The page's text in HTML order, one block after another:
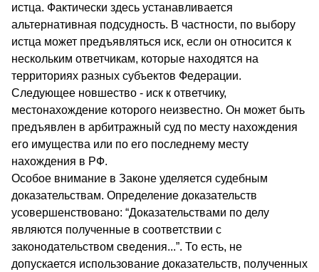
истца. Фактически здесь устанавливается
альтернативная подсудность. В частности, по выбору
истца может предъявляться иск, если он относится к
нескольким ответчикам, которые находятся на
территориях разных субъектов Федерации.
Следующее новшество - иск к ответчику,
местонахождение которого неизвестно. Он может быть
предъявлен в арбитражный суд по месту нахождения
его имущества или по его последнему месту
нахождения в РФ.
Особое внимание в Законе уделяется судебным
доказательствам. Определение доказательств
усовершенствовано: “Доказательствами по делу
являются полученные в соответствии с
законодательством сведения...”. То есть, не
допускается использование доказательств, полученных